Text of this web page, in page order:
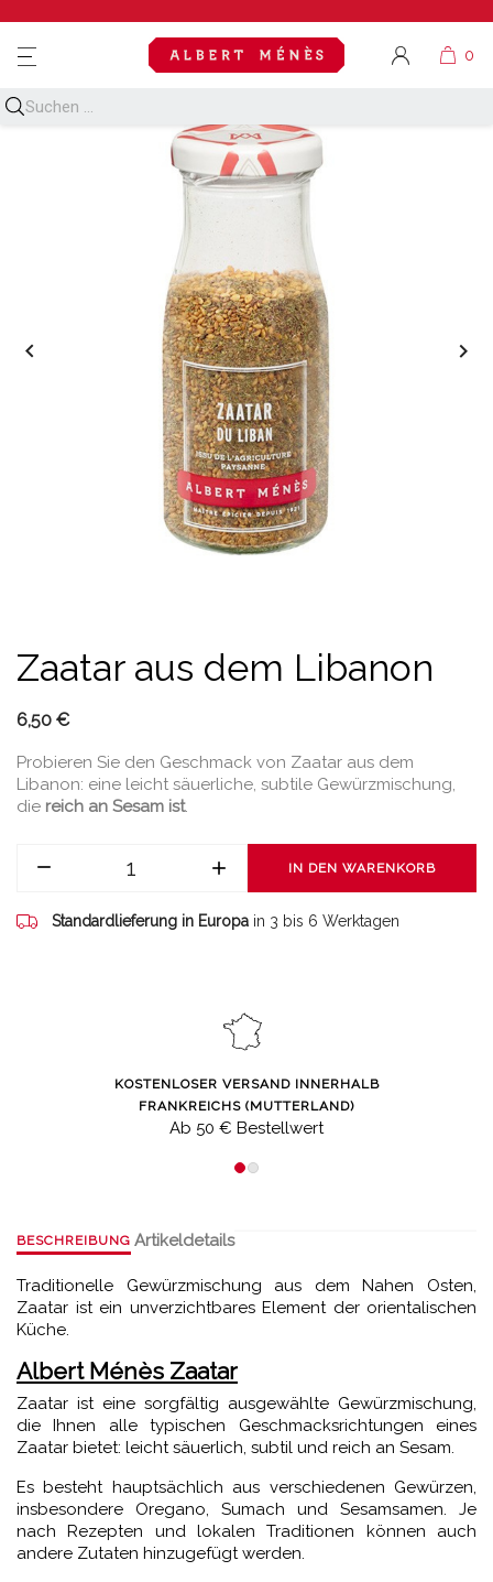
MENU
 
Zaatar aus dem Libanon
6,50 €
Probieren Sie den Geschmack von Zaatar aus dem
Libanon: eine leicht säuerliche, subtile Gewürzmischung,
die reich an Sesam ist.
IN DEN WARENKORB
Standardlieferung in Europa in 3 bis 6 Werktagen
KOSTENLOSER VERSAND INNERHALB
FRANKREICHS (MUTTERLAND)
Ab 50 € Bestellwert
BESCHREIBUNG Artikeldetails
Traditionelle Gewürzmischung aus dem Nahen Osten,
Zaatar ist ein unverzichtbares Element der orientalischen
Küche.
Albert Ménès Zaatar
Zaatar ist eine sorgfältig ausgewählte Gewürzmischung,
die Ihnen alle typischen Geschmacksrichtungen eines
Zaatar bietet: leicht säuerlich, subtil und reich an Sesam.
Es besteht hauptsächlich aus verschiedenen Gewürzen,
insbesondere Oregano, Sumach und Sesamsamen. Je
nach Rezepten und lokalen Traditionen können auch
andere Zutaten hinzugefügt werden.